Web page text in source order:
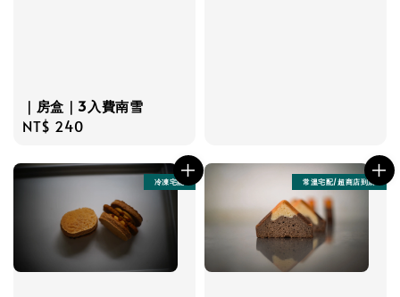
｜房盒｜3入費南雪
Regular
NT$ 240
冷凍宅配 常溫宅配/超商店到店